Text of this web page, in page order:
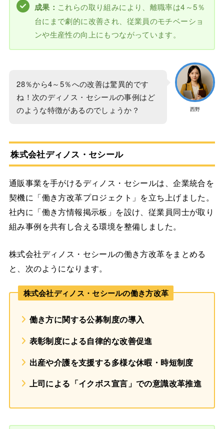
成果： これらの取り組みにより、離職率は4～5％
台にまで劇的に改善され、従業員のモチベーショ
ンや生産性の向上にもつながっています。
西野
28％から4～5％への改善は驚異的です
ね！次のディノス・セシールの事例はど
のような特徴があるのでしょうか？
株式会社ディノス・セシール
通販事業を手がけるディノス・セシールは、企業統合を
契機に「働き方改革プロジェクト」を立ち上げました。
社内に「働き方情報掲示板」を設け、従業員同士が取り
組み事例を共有し合える環境を整備しました。
株式会社ディノス・セシールの働き方改革をまとめる
と、次のようになります。
株式会社ディノス・セシールの働き方改革
働き方に関する公募制度の導入
表彰制度による自律的な改善促進
出産や介護を支援する多様な休暇・時短制度
上司による「イクボス宣言」での意識改革推進